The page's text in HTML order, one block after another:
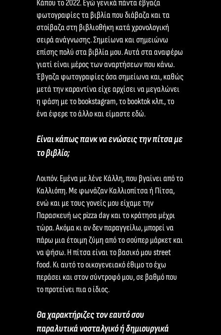
Κάπου το 2022. Εγώ γενικά πάντα έβγαζα
φωτογραφίες τα βιβλία που διάβαζα και τα
στοίβαζα στη βιβλιοθήκη κατά χρονολογική
σειρά ανάγνωσης. Σημείωνα και σημειώνω
επίσης πολύ στα βιβλία μου. Αυτά στα αναφέρω
γιατί είναι μέρος των αναρτήσεων που κάνω.
Έβγαζα φωτογραφίες όσα σημείωνα και, καθώς
μετά την καραντίνα είχε αρχίσει να μεγαλώνει
η φάση με το bookstagram, το booktok κλπ., το
ένα έφερε το άλλο και είμαστε εδώ.
Είναι κάπως πανκ να ενώσεις την πίτσα με
το βιβλίο;
Λοιπόν. Εμένα με λένε Κάλλη, που βγαίνει από το
Καλλιόπη. Με φωνάζαν Καλλιοπίτσα ή Πίτσα,
ενώ και με τους γονείς μου είχαμε την
Παρασκευή ως pizza day και το κράτησα μέχρι
τώρα. Ακόμα κι αν δεν παραγγείλω, μπορεί να
πάρω μια έτοιμη ζύμη από το σούπερ μάρκετ και
να ψήσω. Η πίτσα είναι το βασικό μου street
food. Κι αυτό το οικογενειακό έθιμο το έχω
περάσει και στον σύντροφό μου, σε βαθμό που
το προτείνει πια ο ίδιος.
Θα χαρακτήριζες τον εαυτό σου
παραλυτικά νοσταλγικό ή δημιουργικά